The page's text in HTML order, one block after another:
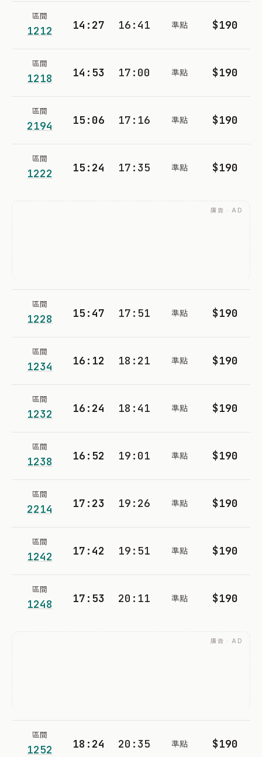
區間
1212 14:27 16:41 準點 $190
區間
1218 14:53 17:00 準點 $190
區間
2194 15:06 17:16 準點 $190
區間
1222 15:24 17:35 準點 $190
廣告 · AD
區間
1228 15:47 17:51 準點 $190
區間
1234 16:12 18:21 準點 $190
區間
1232 16:24 18:41 準點 $190
區間
1238 16:52 19:01 準點 $190
區間
2214 17:23 19:26 準點 $190
區間
1242 17:42 19:51 準點 $190
區間
1248 17:53 20:11 準點 $190
廣告 · AD
區間
1252 18:24 20:35 準點 $190